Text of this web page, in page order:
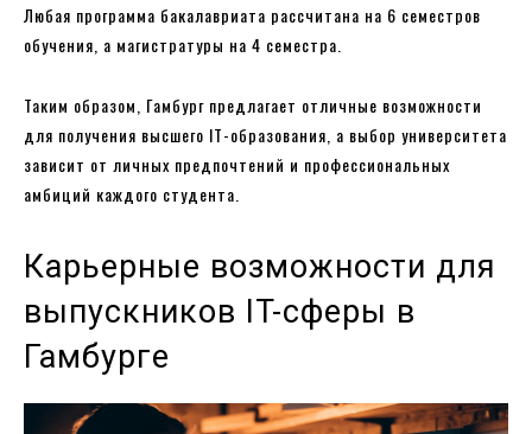
Любая программа бакалавриата рассчитана на 6 семестров
обучения, а магистратуры на 4 семестра.
Таким образом, Гамбург предлагает отличные возможности
для получения высшего IT-образования, а выбор университета
зависит от личных предпочтений и профессиональных
амбиций каждого студента.
Карьерные возможности для
выпускников IT-сферы в
Гамбурге